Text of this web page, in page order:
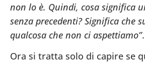
non lo è. Quindi, cosa significa
senza precedenti? Significa che
qualcosa che non ci aspettiamo”.
Ora si tratta solo di capire se